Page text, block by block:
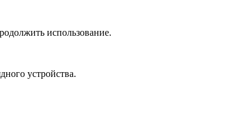
использование.
устройства.